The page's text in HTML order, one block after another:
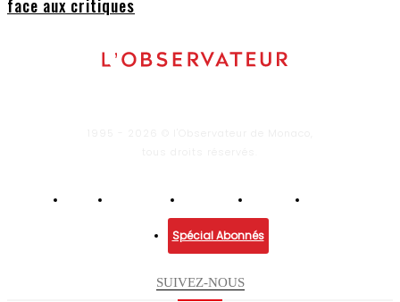
face aux critiques
Spécial Abonnés
SUIVEZ-NOUS